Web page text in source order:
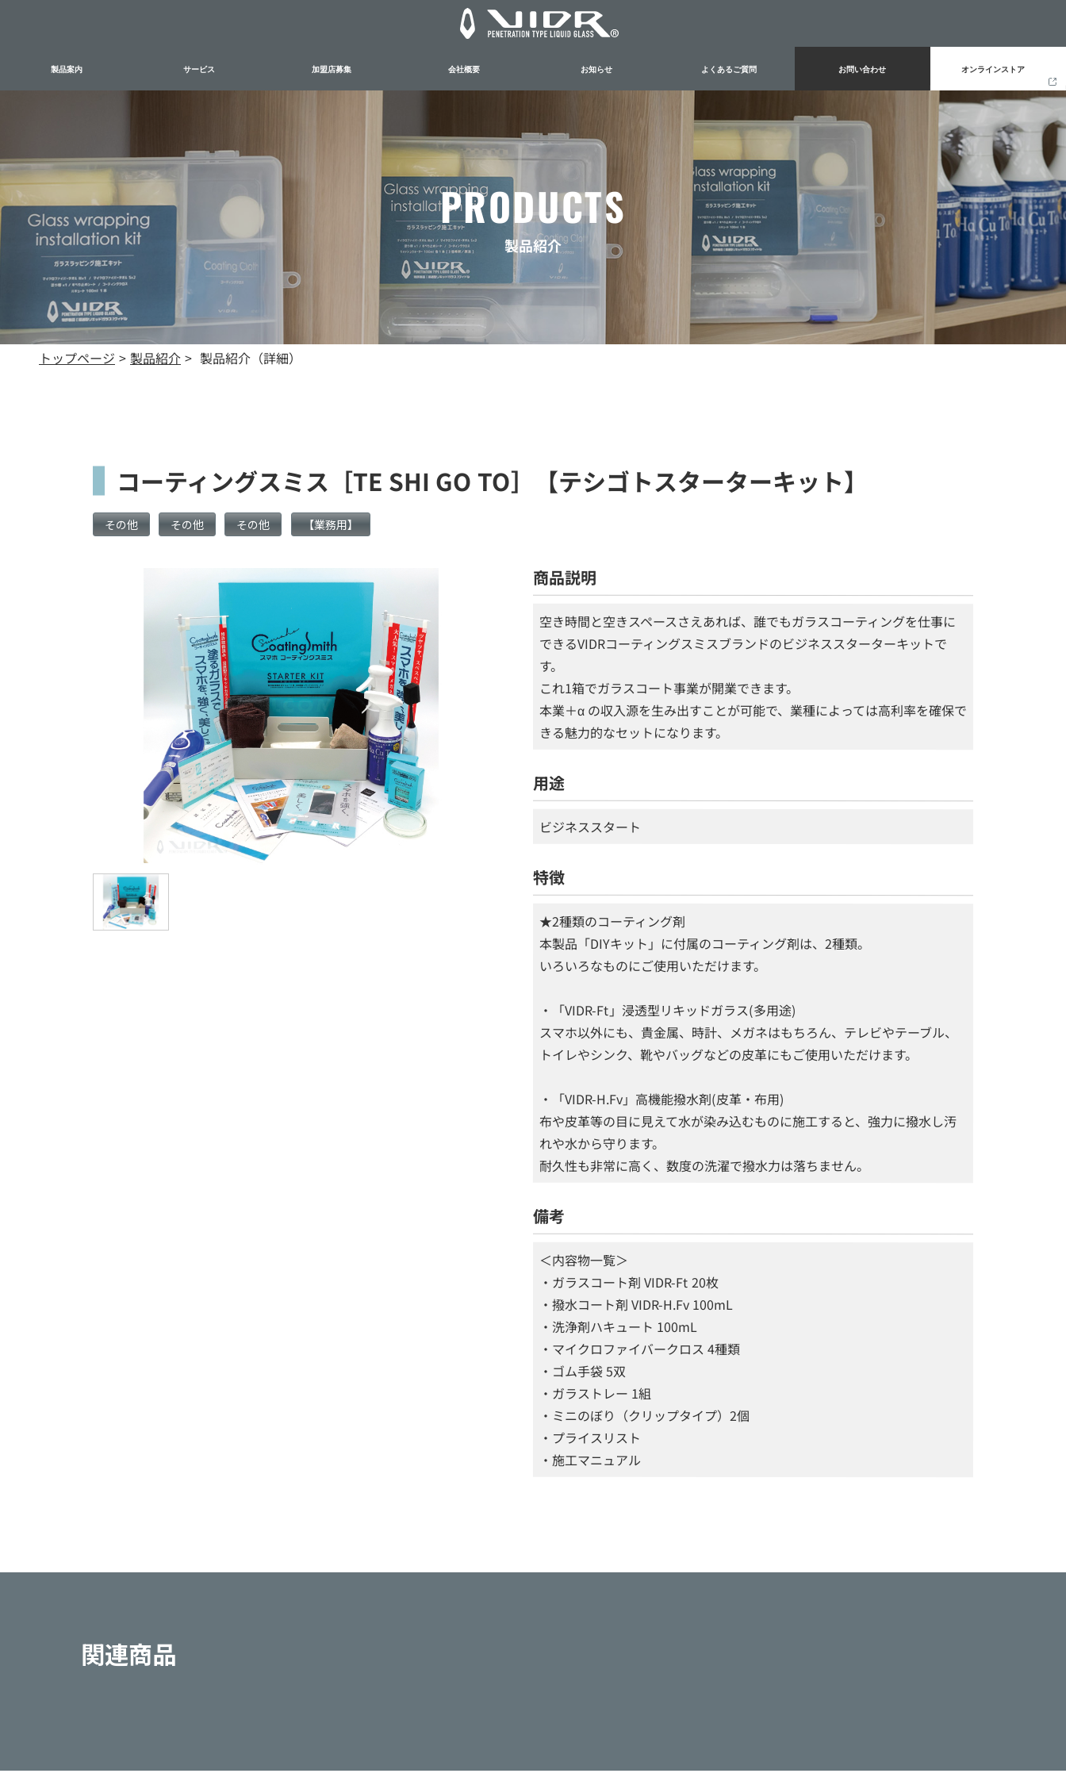
製品案内 サービス 加盟店募集 会社概要 お知らせ よくあるご質問 お問い合わせ オンラインストア
PRODUCTS
製品紹介
トップページ > 製品紹介 > 製品紹介（詳細）
コーティングスミス［TE SHI GO TO］【テシゴトスターターキット】
その他 その他 その他 【業務用】
商品説明
空き時間と空きスペースさえあれば、誰でもガラスコーティングを仕事に
できるVIDRコーティングスミスブランドのビジネススターターキットで
す。
これ1箱でガラスコート事業が開業できます。
本業＋α の収入源を生み出すことが可能で、業種によっては高利率を確保で
きる魅力的なセットになります。
用途
ビジネススタート
特徴
★2種類のコーティング剤
本製品「DIYキット」に付属のコーティング剤は、2種類。
いろいろなものにご使用いただけます。
・「VIDR-Ft」浸透型リキッドガラス(多用途)
スマホ以外にも、貴金属、時計、メガネはもちろん、テレビやテーブル、
トイレやシンク、靴やバッグなどの皮革にもご使用いただけます。
・「VIDR-H.Fv」高機能撥水剤(皮革・布用)
布や皮革等の目に見えて水が染み込むものに施工すると、強力に撥水し汚
れや水から守ります。
耐久性も非常に高く、数度の洗濯で撥水力は落ちません。
備考
＜内容物一覧＞
・ガラスコート剤 VIDR-Ft 20枚
・撥水コート剤 VIDR-H.Fv 100mL
・洗浄剤ハキュート 100mL
・マイクロファイバークロス 4種類
・ゴム手袋 5双
・ガラストレー 1組
・ミニのぼり（クリップタイプ）2個
・プライスリスト
・施工マニュアル